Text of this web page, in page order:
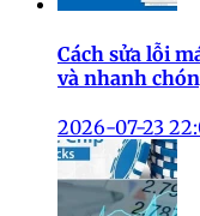
Cách sửa lỗi
và nhanh
2026-07-23